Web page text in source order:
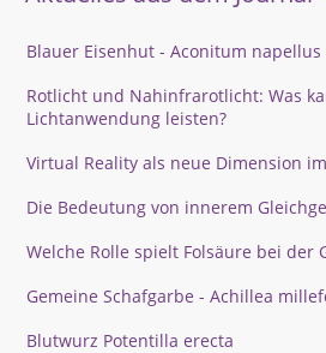
Blauer Eisenhut - Aconitum napellus
Rotlicht und Nahinfrarotlicht: Was
Lichtanwendung leisten?
Virtual Reality als neue Dimension
Die Bedeutung von innerem
Welche Rolle spielt Folsäure bei der
Gemeine Schafgarbe - Achillea
Blutwurz Potentilla erecta